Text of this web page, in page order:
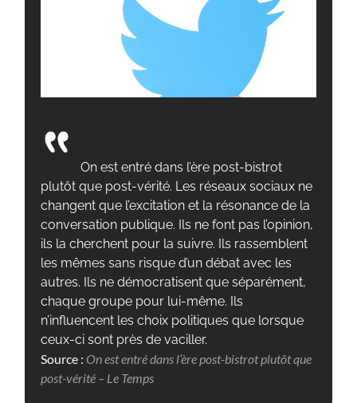
On est entré dans l’ère post-bistrot
plutôt que post-vérité. Les réseaux sociaux ne
changent que l’excitation et la résonance de la
conversation publique. Ils ne font pas l’opinion,
ils la cherchent pour la suivre. Ils rassemblent
les mêmes sans risque d’un débat avec les
autres. Ils ne démocratisent que séparément,
chaque groupe pour lui-même. Ils
n’influencent les choix politiques que lorsque
ceux-ci sont près de vaciller.
Source : On est entré dans l’ère post-bistrot plutôt que
post-vérité – Le Temps